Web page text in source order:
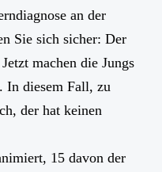
an der
Sie sich sicher: Der
machen die Jungs
In diesem Fall, zu
der hat keinen
15 davon der